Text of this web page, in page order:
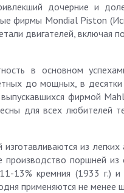
дочерние и
фирмы Mondial Piston
двигателей, включая
в основном
до мощных, в
выпускавшихся фирмой
для всех любителей
из
поршней
13% кремния (1933 г.)
применяются не менее